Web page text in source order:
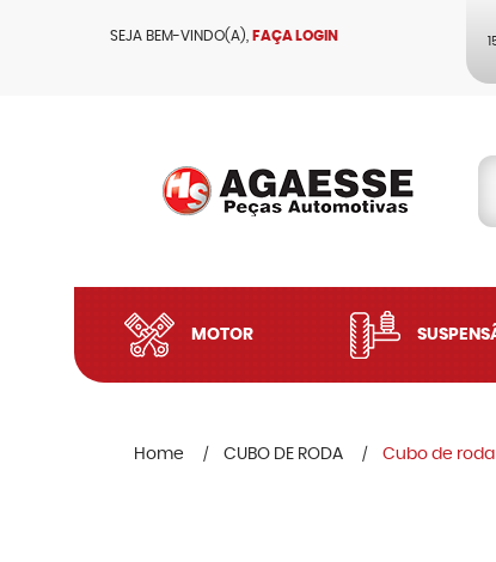
SEJA BEM-VINDO(A), FAÇA LOGIN
MOTOR
Home CUBO DE RODA Cubo de roda